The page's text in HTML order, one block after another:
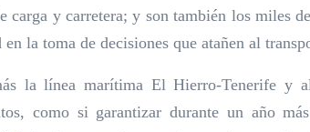
carga y carretera; y son también los miles
la toma de decisiones que atañen al
la línea marítima El Hierro-Tenerife y
como si garantizar durante un año